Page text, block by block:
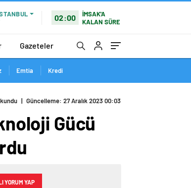
02:00
İMSAK'A
KALAN SÜRE
Gazeteler
Emtia Kredi
| Güncelleme: 27 Aralık 2023 00:03
Gücü
YORUM YAP